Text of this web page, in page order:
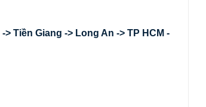
Tiền Giang -> Long An -> TP HCM -